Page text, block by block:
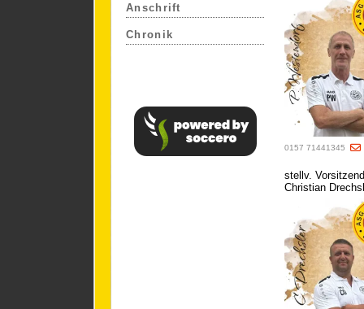
Anschrift
Chronik
0157 71441345
stellv.
Christian